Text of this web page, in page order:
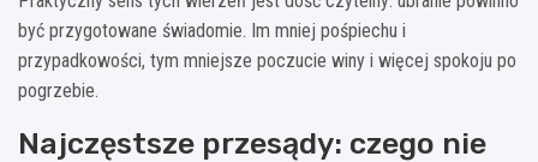
być przygotowane świadomie. Im mniej pośpiechu i
przypadkowości, tym mniejsze poczucie winy i więcej spokoju po
pogrzebie.
Najczęstsze przesądy: czego nie